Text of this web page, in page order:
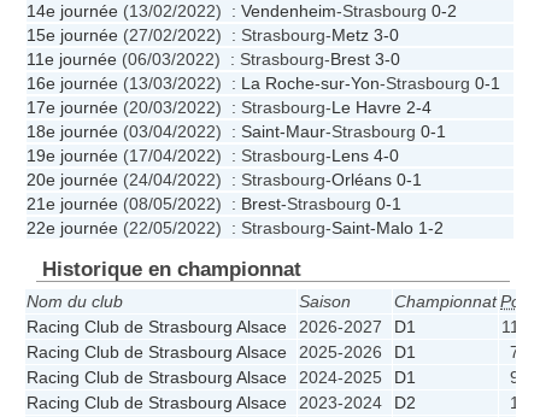
14e journée (13/02/2022) : Vendenheim-Strasbourg 0-2
15e journée (27/02/2022) : Strasbourg-Metz 3-0
11e journée (06/03/2022) : Strasbourg-Brest 3-0
16e journée (13/03/2022) : La Roche-sur-Yon-Strasbourg 0-1
17e journée (20/03/2022) : Strasbourg-Le Havre 2-4
18e journée (03/04/2022) : Saint-Maur-Strasbourg 0-1
19e journée (17/04/2022) : Strasbourg-Lens 4-0
20e journée (24/04/2022) : Strasbourg-Orléans 0-1
21e journée (08/05/2022) : Brest-Strasbourg 0-1
22e journée (22/05/2022) : Strasbourg-Saint-Malo 1-2
Historique en championnat
Nom du club Saison ChampionnatPos.
Racing Club de Strasbourg Alsace
2026-2027 D1
11e
Racing Club de Strasbourg Alsace
2025-2026 D1
7e
Racing Club de Strasbourg Alsace
2024-2025 D1
9e
Racing Club de Strasbourg Alsace
2023-2024 D2
1e